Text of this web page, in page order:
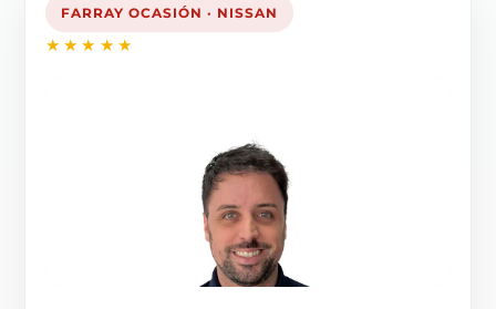
FARRAY OCASIÓN · NISSAN
★★★★★